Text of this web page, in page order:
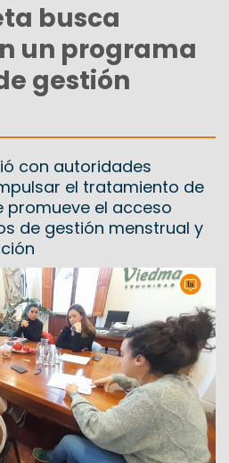
busca
un programa
gestión
con autoridades
el tratamiento de
promueve el acceso
de gestión menstrual y